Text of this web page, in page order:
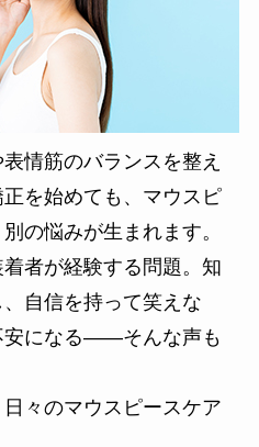
情筋のバランスを整え
を始めても、マウスピ
の悩みが生まれます。
者が経験する問題。知
自信を持って笑えな
安になる――そんな声も
々のマウスピースケア